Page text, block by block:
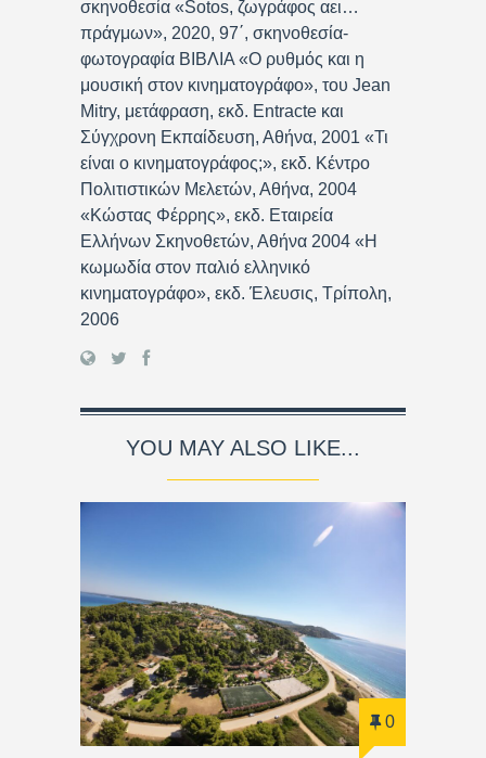
σκηνοθεσία «Sotos, ζωγράφος αει…
πράγμων», 2020, 97΄, σκηνοθεσία-
φωτογραφία ΒΙΒΛΙΑ «Ο ρυθμός και η
μουσική στον κινηματογράφο», του Jean
Mitry, μετάφραση, εκδ. Entracte και
Σύγχρονη Εκπαίδευση, Αθήνα, 2001 «Τι
είναι ο κινηματογράφος;», εκδ. Κέντρο
Πολιτιστικών Μελετών, Αθήνα, 2004
«Κώστας Φέρρης», εκδ. Εταιρεία
Ελλήνων Σκηνοθετών, Αθήνα 2004 «Η
κωμωδία στον παλιό ελληνικό
κινηματογράφο», εκδ. Έλευσις, Τρίπολη,
2006
YOU MAY ALSO LIKE...
0